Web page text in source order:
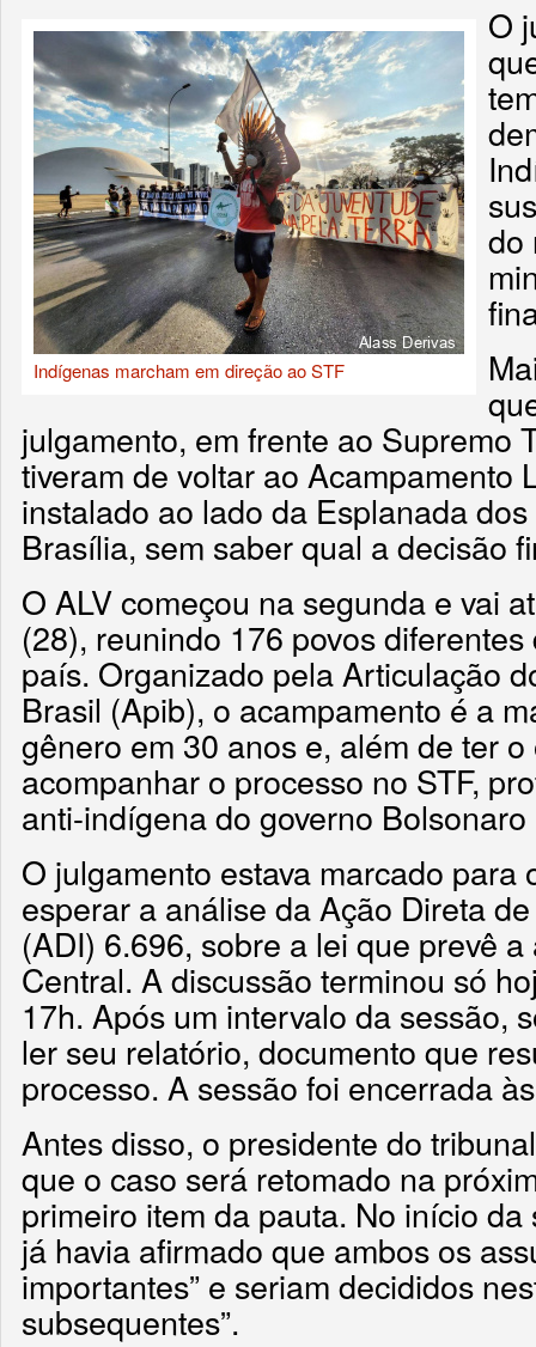
Indígenas marcham em direção ao STF
O
do
julgamento, em frente ao Supremo
tiveram de voltar ao Acampamento
instalado ao lado da Esplanada
Brasília, sem saber qual a decisão
O ALV começou na segunda e vai
(28), reunindo 176 povos
país. Organizado pela Articulação
Brasil (Apib), o acampamento é a
gênero em 30 anos e, além de ter
acompanhar o processo no STF,
anti-indígena do governo
O julgamento estava marcado para
esperar a análise da Ação Direta
(ADI) 6.696, sobre a lei que prevê
Central. A discussão terminou só
17h. Após um intervalo da sessão,
ler seu relatório, documento que
processo. A sessão foi encerrada
Antes disso, o presidente do
que o caso será retomado na
primeiro item da pauta. No início
já havia afirmado que ambos os
importantes” e seriam decididos
subsequentes”.